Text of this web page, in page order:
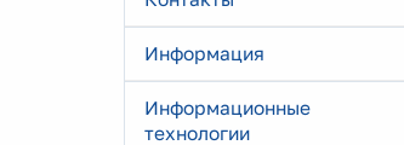
Информация
Информационные
технологии